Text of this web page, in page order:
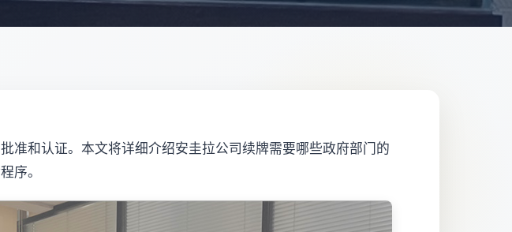
准和认证。本文将详细介绍安圭拉公司续牌需要哪些政府部门的
序。